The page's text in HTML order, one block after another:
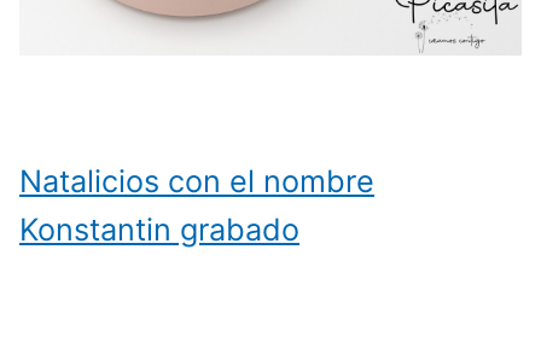
Natalicios con el nombre
Konstantin grabado